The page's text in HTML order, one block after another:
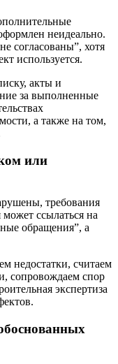
неидеально.
согласованы”, хотя
используется.
акты и
за выполненные
а также на том,
или
требования
ссылаться на
обращения”, а
недостатки, считаем
сопровождаем спор
экспертиза